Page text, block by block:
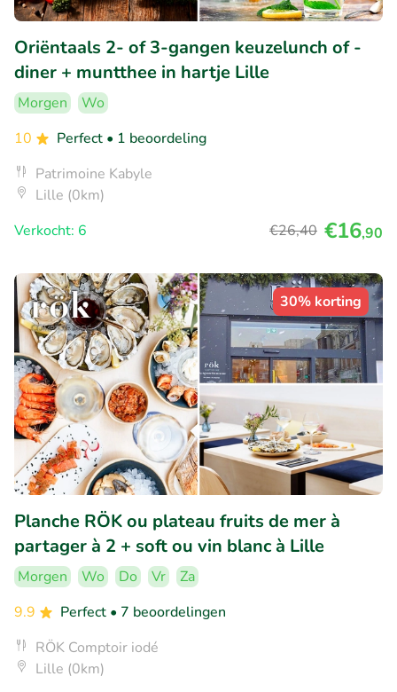
Oriëntaals 2- of 3-gangen keuzelunch of -
diner + muntthee in hartje Lille
Morgen
Wo
10
Perfect • 1 beoordeling
Patrimoine Kabyle
Lille (0km)
Verkocht: 6
€26,40 €16,90
30% korting
Planche RÖK ou plateau fruits de mer à
partager à 2 + soft ou vin blanc à Lille
Morgen Wo Do Vr
Za
9.9
Perfect • 7 beoordelingen
RÖK Comptoir iodé
Lille (0km)